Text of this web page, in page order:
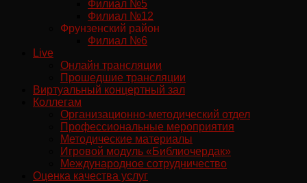
Филиал №5
Филиал №12
Фрунзенский район
Филиал №6
Live
Онлайн трансляции
Прошедшие трансляции
Виртуальный концертный зал
Коллегам
Организационно-методический отдел
Профессиональные мероприятия
Методические материалы
Игровой модуль «Библиочердак»
Международное сотрудничество
Оценка качества услуг